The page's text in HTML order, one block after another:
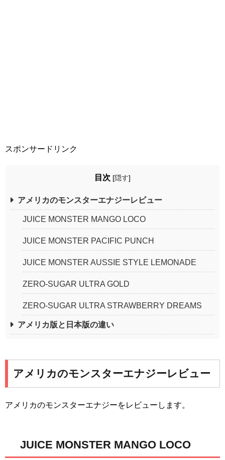
スポンサードリンク
目次 [隠す]
アメリカのモンスターエナジーレビュー
JUICE MONSTER MANGO LOCO
JUICE MONSTER PACIFIC PUNCH
JUICE MONSTER AUSSIE STYLE LEMONADE
ZERO-SUGAR ULTRA GOLD
ZERO-SUGAR ULTRA STRAWBERRY DREAMS
アメリカ版と日本版の違い
アメリカのモンスターエナジーレビュー
アメリカのモンスターエナジーをレビューします。
JUICE MONSTER MANGO LOCO